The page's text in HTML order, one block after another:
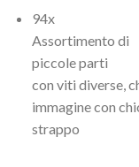
94x
Assortimento di
piccole parti
con viti diverse,
immagine con
strappo